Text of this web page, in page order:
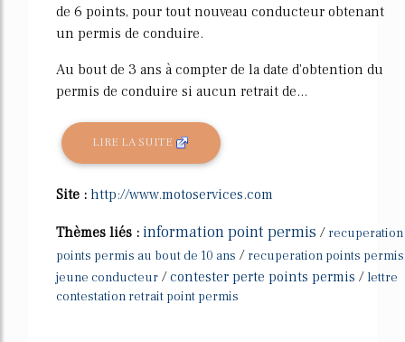
de 6 points, pour tout nouveau conducteur obtenant
un permis de conduire.
Au bout de 3 ans à compter de la date d'obtention du
permis de conduire si aucun retrait de...
LIRE LA SUITE
Site : http://www.motoservices.com
Thèmes liés : information point permis / recuperation
points permis au bout de 10 ans / recuperation points permis
jeune conducteur /contester perte points permis / lettre
contestation retrait point permis